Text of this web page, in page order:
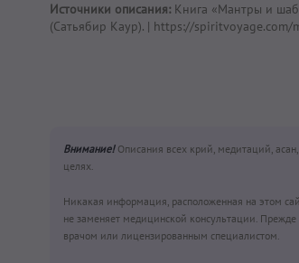
Источники описания: Книга «Мантры и
(Сатьябир Каур). | https://spiritvoyage.com/
Внимание!Описания всех крий, медитаций,
целях.
Никакая информация, расположенная на этом
не заменяет медицинской консультации.
врачом или лицензированным специалистом.